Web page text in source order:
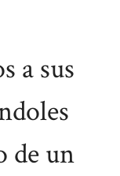
a sus
de un